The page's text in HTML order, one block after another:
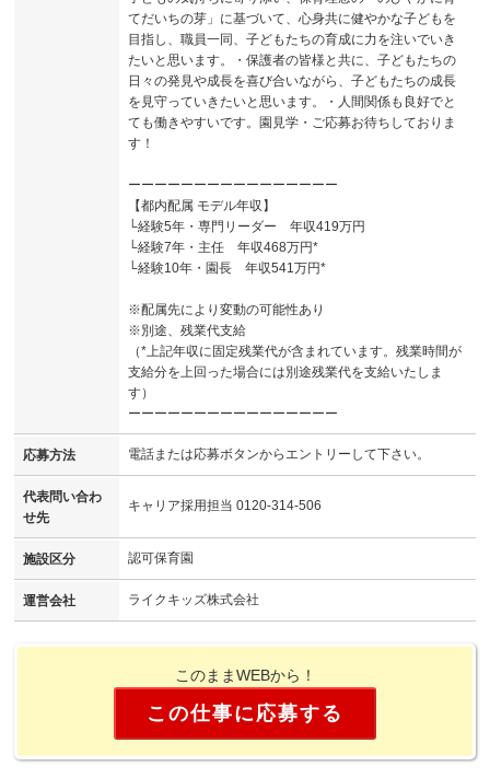
てだいちの芽」に基づいて、心身共に健やかな子どもを
目指し、職員一同、子どもたちの育成に力を注いでいき
たいと思います。・保護者の皆様と共に、子どもたちの
日々の発見や成長を喜び合いながら、子どもたちの成長
を見守っていきたいと思います。・人間関係も良好でと
ても働きやすいです。園見学・ご応募お待ちしておりま
す！
ーーーーーーーーーーーーーーーー
【都内配属 モデル年収】
└経験5年・専門リーダー 年収419万円
└経験7年・主任 年収468万円*
└経験10年・園長 年収541万円*
※配属先により変動の可能性あり
※別途、残業代支給
（*上記年収に固定残業代が含まれています。残業時間が
支給分を上回った場合には別途残業代を支給いたしま
す）
ーーーーーーーーーーーーーーーー
応募方法 電話または応募ボタンからエントリーして下さい。
代表問い合わ
せ先
キャリア採用担当 0120-314-506
施設区分 認可保育園
運営会社 ライクキッズ株式会社
このままWEBから！
この仕事に応募する